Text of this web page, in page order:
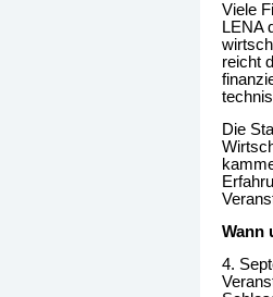
Viele
LENA
reicht
Die
Wann
4.